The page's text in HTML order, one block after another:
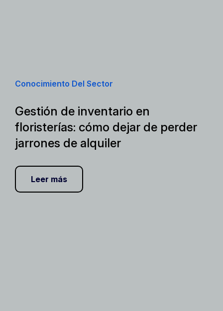
Conocimiento Del Sector
Gestión de inventario en
floristerías: cómo dejar de perder
jarrones de alquiler
Leer más